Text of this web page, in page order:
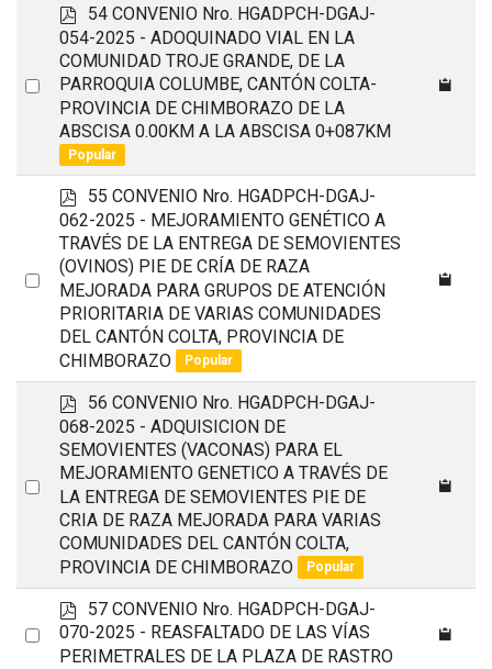
Select
p
d
f
54 CONVENIO Nro. HGADPCH-DGAJ-
054-2025 - ADOQUINADO VIAL EN LA
COMUNIDAD TROJE GRANDE, DE LA
PARROQUIA COLUMBE, CANTÓN COLTA-
PROVINCIA DE CHIMBORAZO DE LA
ABSCISA 0.00KM A LA ABSCISA 0+087KM
Popular
Select
p
d
f
55 CONVENIO Nro. HGADPCH-DGAJ-
062-2025 - MEJORAMIENTO GENÉTICO A
TRAVÉS DE LA ENTREGA DE SEMOVIENTES
(OVINOS) PIE DE CRÍA DE RAZA
MEJORADA PARA GRUPOS DE ATENCIÓN
PRIORITARIA DE VARIAS COMUNIDADES
DEL CANTÓN COLTA, PROVINCIA DE
CHIMBORAZO
Popular
Select
p
d
f
56 CONVENIO Nro. HGADPCH-DGAJ-
068-2025 - ADQUISICION DE
SEMOVIENTES (VACONAS) PARA EL
MEJORAMIENTO GENETICO A TRAVÉS DE
LA ENTREGA DE SEMOVIENTES PIE DE
CRIA DE RAZA MEJORADA PARA VARIAS
COMUNIDADES DEL CANTÓN COLTA,
PROVINCIA DE CHIMBORAZO
Popular
Select
p
d
f
57 CONVENIO Nro. HGADPCH-DGAJ-
070-2025 - REASFALTADO DE LAS VÍAS
PERIMETRALES DE LA PLAZA DE RASTRO